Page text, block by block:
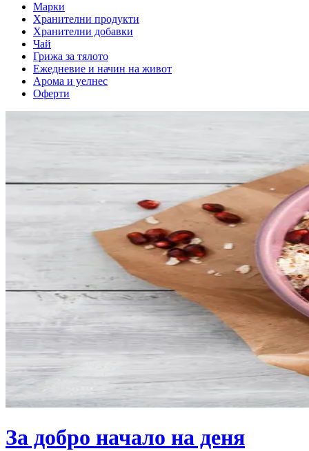
Марки
Хранителни продукти
Хранителни добавки
Чай
Грижа за тялото
Ежедневие и начин на живот
Арома и уелнес
Оферти
За добро начало на деня